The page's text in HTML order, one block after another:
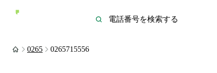
0265 0265715556